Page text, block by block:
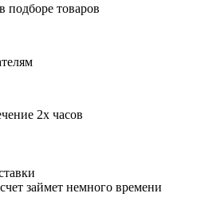
подборе товаров
2х часов
займет немного времени